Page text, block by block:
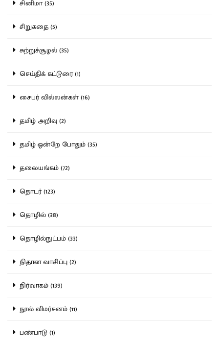
சினிமா (35)
சிறுகதை (5)
சுற்றுச்சூழல் (35)
செய்திக் கட்டுரை (1)
சைபர் வில்லன்கள் (16)
தமிழ் அறிவு (2)
தமிழ் ஒன்றே போதும் (35)
தலையங்கம் (72)
தொடர் (123)
தொழில் (38)
தொழில்நுட்பம் (33)
நிதான வாசிப்பு (2)
நிர்வாகம் (139)
நூல் விமர்சனம் (11)
பண்பாடு (1)